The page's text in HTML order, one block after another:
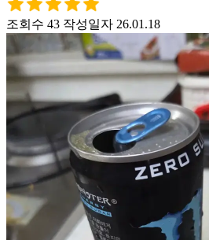
조회수 43 작성일자 26.01.18